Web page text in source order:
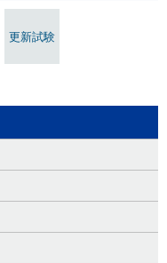
更新試験